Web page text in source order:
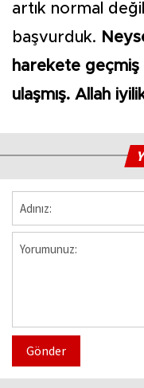
artık normal
başvurduk.
harekete geçmiş
ulaşmış. Allah
Gönder